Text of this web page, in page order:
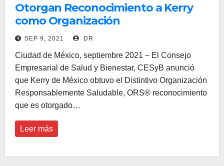
Otorgan Reconocimiento a Kerry
como Organización
Responsablemente Saludable,
SEP 9, 2021 DR
Ciudad de México, septiembre 2021 – El Consejo
Empresarial de Salud y Bienestar, CESyB anunció
que Kerry de México obtuvo el Distintivo Organización
Responsablemente Saludable, ORS® reconocimiento
que es otorgado…
Leer más